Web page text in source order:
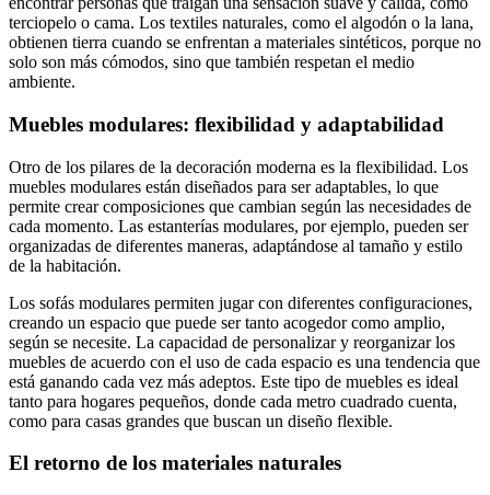
terciopelo o cama. Los textiles naturales, como el algodón o la lana,
obtienen tierra cuando se enfrentan a materiales sintéticos, porque no
solo son más cómodos, sino que también respetan el medio
ambiente.
Muebles modulares: flexibilidad y adaptabilidad
Otro de los pilares de la decoración moderna es la flexibilidad. Los
muebles modulares están diseñados para ser adaptables, lo que
permite crear composiciones que cambian según las necesidades de
cada momento. Las estanterías modulares, por ejemplo, pueden ser
organizadas de diferentes maneras, adaptándose al tamaño y estilo
de la habitación.
Los sofás modulares permiten jugar con diferentes configuraciones,
creando un espacio que puede ser tanto acogedor como amplio,
según se necesite. La capacidad de personalizar y reorganizar los
muebles de acuerdo con el uso de cada espacio es una tendencia que
está ganando cada vez más adeptos. Este tipo de muebles es ideal
tanto para hogares pequeños, donde cada metro cuadrado cuenta,
como para casas grandes que buscan un diseño flexible.
El retorno de los materiales naturales